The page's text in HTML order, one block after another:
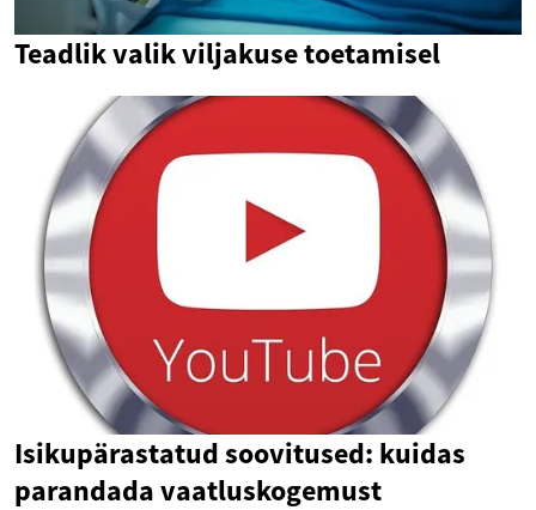
Teadlik valik viljakuse toetamisel
Isikupärastatud soovitused: kuidas
parandada vaatluskogemust